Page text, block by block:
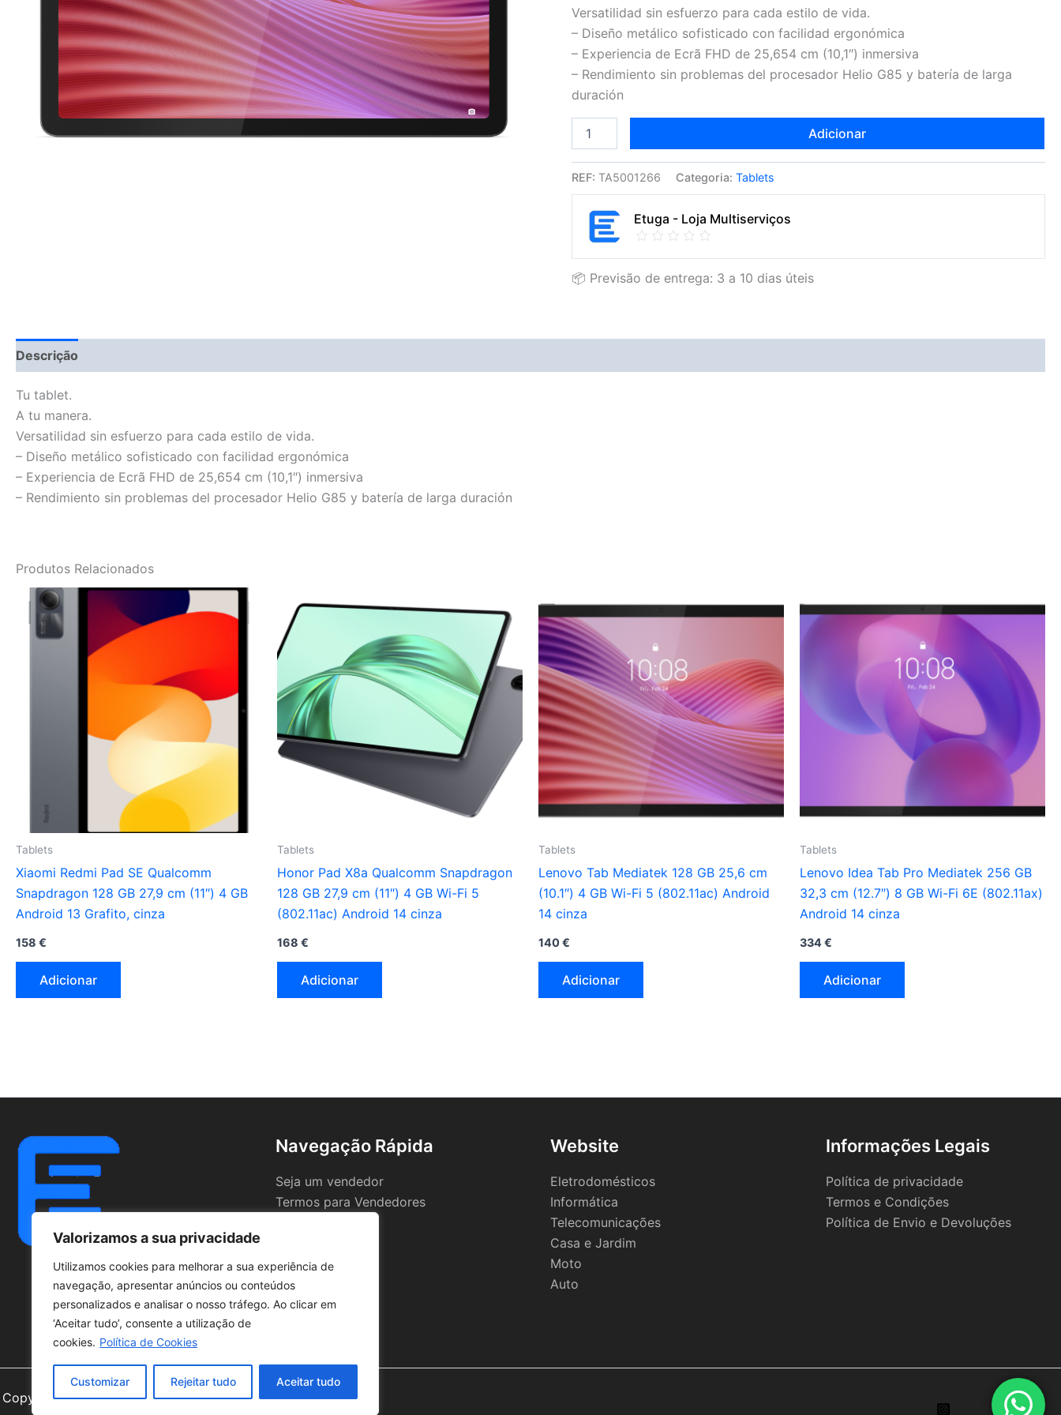
Valorizamos a sua privacidade
Utilizamos cookies para melhorar a sua experiência de
navegação, apresentar anúncios ou conteúdos
personalizados e analisar o nosso tráfego. Ao clicar em
‘Aceitar tudo’, consente a utilização de
cookies. Política de Cookies
Customizar Rejeitar tudo Aceitar tudo
Versatilidad sin esfuerzo para cada estilo de vida.
– Diseño metálico sofisticado con facilidad ergonómica
– Experiencia de Ecrã FHD de 25,654 cm (10,1″) inmersiva
– Rendimiento sin problemas del procesador Helio G85 y batería de larga
duración
Fi
5
(802.11ac)
Android
14
cinza
Adicionar
REF:TA5001266 Categoria:Tablets
Etuga - Loja Multiserviços
📦 Previsão de entrega: 3 a 10 dias úteis
Descrição
Tu tablet.
A tu manera.
Versatilidad sin esfuerzo para cada estilo de vida.
– Diseño metálico sofisticado con facilidad ergonómica
– Experiencia de Ecrã FHD de 25,654 cm (10,1″) inmersiva
– Rendimiento sin problemas del procesador Helio G85 y batería de larga duración
Produtos Relacionados
Tablets
Xiaomi Redmi Pad SE Qualcomm
Snapdragon 128 GB 27,9 cm (11″) 4 GB
Android 13 Grafito, cinza
158 €
Adicionar
Tablets
Honor Pad X8a Qualcomm Snapdragon
128 GB 27,9 cm (11″) 4 GB Wi-Fi 5
(802.11ac) Android 14 cinza
168 €
Adicionar
Tablets
Lenovo Tab Mediatek 128 GB 25,6 cm
(10.1″) 4 GB Wi-Fi 5 (802.11ac) Android
14 cinza
140€
Adicionar
Tablets
Lenovo Idea Tab Pro Mediatek 256 GB
32,3 cm (12.7″) 8 GB Wi-Fi 6E (802.11ax)
Android 14 cinza
334€
Adicionar
Navegação Rápida
Seja um vendedor
Termos para Vendedores
Website
Eletrodomésticos
Informática
Telecomunicações
Casa e Jardim
Moto
Auto
Informações Legais
Política de privacidade
Termos e Condições
Política de Envio e Devoluções
Copyright © 2026 | Powered byAstra